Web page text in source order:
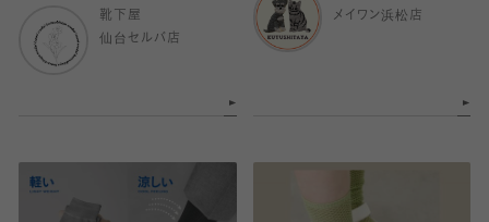
靴下屋
仙台セルバ店
メイワン浜松店